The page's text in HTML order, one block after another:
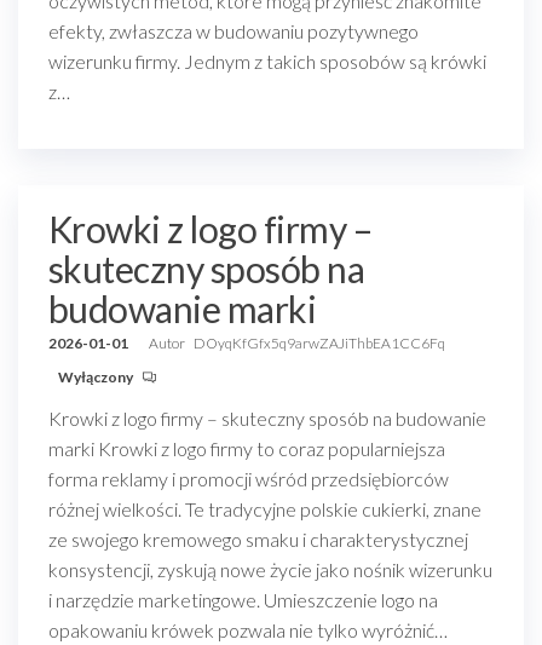
efekty, zwłaszcza w budowaniu pozytywnego
wizerunku firmy. Jednym z takich sposobów są krówki
z…
Krowki z logo firmy –
skuteczny sposób na
budowanie marki
2026-01-01 Autor DOyqKfGfx5q9arwZAJiThbEA1CC6Fq
Wyłączony
Krowki z logo firmy – skuteczny sposób na budowanie
marki Krowki z logo firmy to coraz popularniejsza
forma reklamy i promocji wśród przedsiębiorców
różnej wielkości. Te tradycyjne polskie cukierki, znane
ze swojego kremowego smaku i charakterystycznej
konsystencji, zyskują nowe życie jako nośnik wizerunku
i narzędzie marketingowe. Umieszczenie logo na
opakowaniu krówek pozwala nie tylko wyróżnić…